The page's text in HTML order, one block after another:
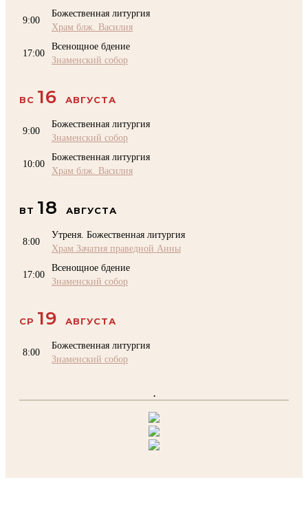
9:00
Божественная литургия
Храм блж. Василия
17:00
Всенощное бдение
Знаменский собор
ВС 16 АВГУСТА
9:00
Божественная литургия
Знаменский собор
10:00
Божественная литургия
Храм блж. Василия
ВТ 18 АВГУСТА
8:00
Утреня. Божественная литургия
Храм Зачатия праведной Анны
17:00
Всенощное бдение
Знаменский собор
СР 19 АВГУСТА
8:00
Божественная литургия
Знаменский собор
.